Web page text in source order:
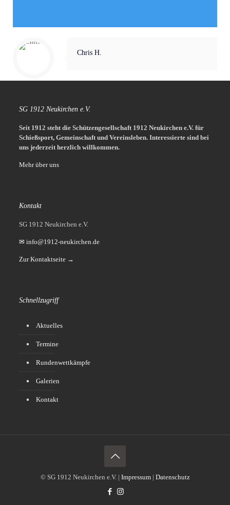
Chris H.
SG 1912 Neukirchen e.V.
Seit 1912 steht die Schützengesellschaft 1912 Neukirchen e.V. für
Schießsport, Gemeinschaft und Vereinsleben. Interessierte sind bei
uns jederzeit herzlich willkommen.
Mehr über uns
Kontakt
SG 1912 Neukirchen e.V.
✉ info@1912-neukirchen.de
Zur Kontaktseite →
Schnellzugriff
Aktuelles
Termine
Rundenwettkämpfe
Galerien
Kontakt
© SG 1912 Neukirchen e.V. | Impressum| Datenschutz